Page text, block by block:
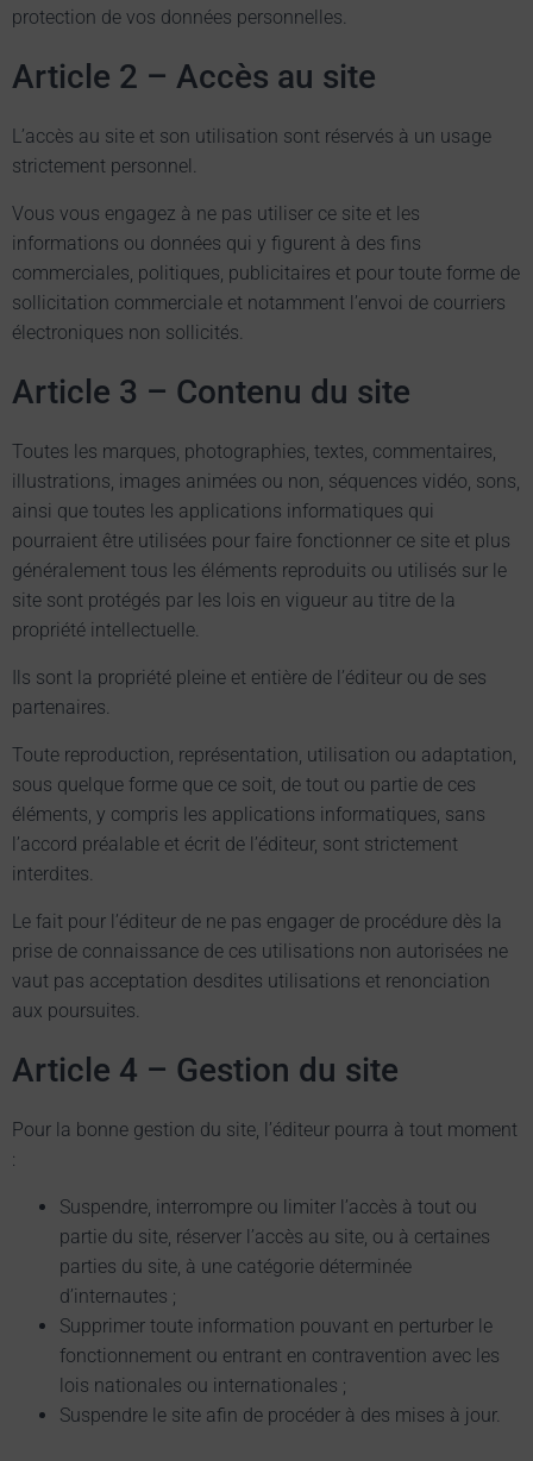
protection de vos données personnelles.
Article 2 – Accès au site
L’accès au site et son utilisation sont réservés à un usage
strictement personnel.
Vous vous engagez à ne pas utiliser ce site et les
informations ou données qui y figurent à des fins
commerciales, politiques, publicitaires et pour toute forme de
sollicitation commerciale et notamment l’envoi de courriers
électroniques non sollicités.
Article 3 – Contenu du site
Toutes les marques, photographies, textes, commentaires,
illustrations, images animées ou non, séquences vidéo, sons,
ainsi que toutes les applications informatiques qui
pourraient être utilisées pour faire fonctionner ce site et plus
généralement tous les éléments reproduits ou utilisés sur le
site sont protégés par les lois en vigueur au titre de la
propriété intellectuelle.
Ils sont la propriété pleine et entière de l’éditeur ou de ses
partenaires.
Toute reproduction, représentation, utilisation ou adaptation,
sous quelque forme que ce soit, de tout ou partie de ces
éléments, y compris les applications informatiques, sans
l’accord préalable et écrit de l’éditeur, sont strictement
interdites.
Le fait pour l’éditeur de ne pas engager de procédure dès la
prise de connaissance de ces utilisations non autorisées ne
vaut pas acceptation desdites utilisations et renonciation
aux poursuites.
Article 4 – Gestion du site
Pour la bonne gestion du site, l’éditeur pourra à tout moment
:
Suspendre, interrompre ou limiter l’accès à tout ou
partie du site, réserver l’accès au site, ou à certaines
parties du site, à une catégorie déterminée
d’internautes ;
Supprimer toute information pouvant en perturber le
fonctionnement ou entrant en contravention avec les
lois nationales ou internationales ;
Suspendre le site afin de procéder à des mises à jour.